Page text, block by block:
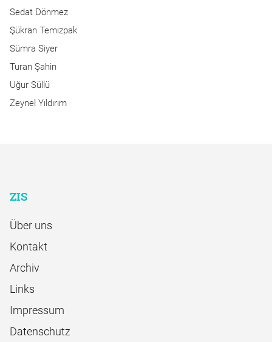
Sedat Dönmez
Şükran Temizpak
Sümra Siyer
Turan Şahin
Uğur Süllü
Zeynel Yıldırım
ZIS
Über uns
Kontakt
Archiv
Links
Impressum
Datenschutz